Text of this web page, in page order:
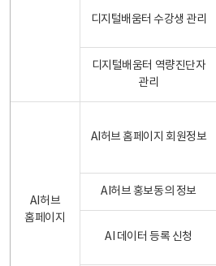
디지털배움터 수강생 관리
디지털배움터 역량진단자
관리
AI허브
홈페이지
AI허브 홈페이지 회원정보
AI허브 홍보동의 정보
AI 데이터 등록 신청